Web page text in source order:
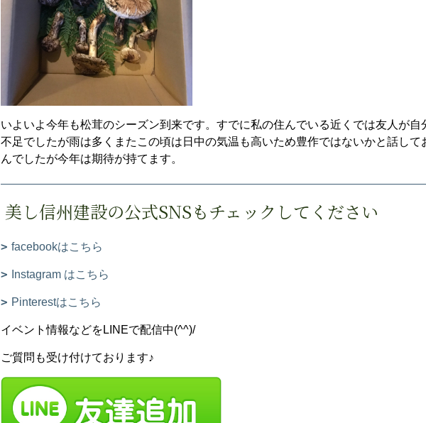
いよいよ今年も松茸のシーズン到来です。すでに私の住んでいる近くでは友人が
不足でしたが雨は多くまたこの頃は日中の気温も高いため豊作ではないかと話し
んでしたが今年は期待が持てます。
美し信州建設の公式SNSもチェックしてください
facebookはこちら
Instagram はこちら
Pinterestはこちら
イベント情報などをLINEで配信中(^^)/
ご質問も受け付けております♪